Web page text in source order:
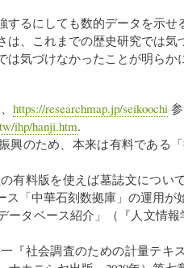
するにしても数的データを示
は、これまでの歴史研究では
は気づけなかったことが明ら
https://researchmap.jp/seikoochi
ihp/hanji.htm.
興のため、本来は有料である
有料版を使えば墓誌文につい
ス「中華石刻数拠庫」の運用
ータベース紹介」（『人文情報
『社会調査のための計量テキ